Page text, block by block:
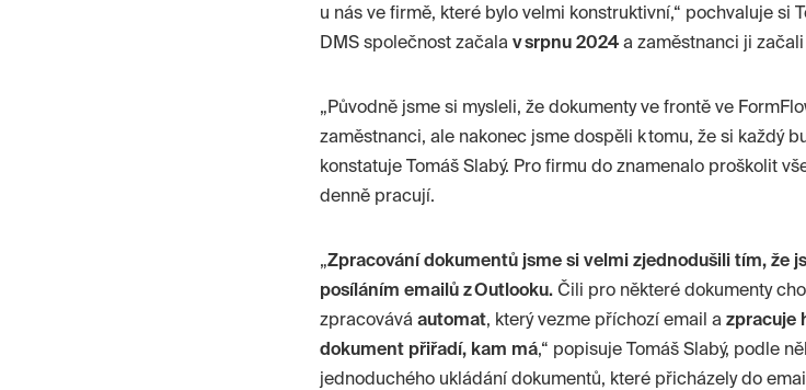
u nás ve firmě, které bylo velmi konstruktivní,“ pochvaluje si
DMS společnost začala v srpnu 2024 a zaměstnanci ji
„Původně jsme si mysleli, že dokumenty ve frontě ve
zaměstnanci, ale nakonec jsme dospěli k tomu, že si každý
konstatuje Tomáš Slabý. Pro firmu do znamenalo proškolit
denně pracují.
„Zpracování dokumentů jsme si velmi zjednodušili tím, že
posíláním emailů z Outlooku. Čili pro některé dokumenty
zpracovává automat, který vezme příchozí email a zpracuje
dokument přiřadí, kam má,“ popisuje Tomáš Slabý, podle
jednoduchého ukládání dokumentů, které přicházely do